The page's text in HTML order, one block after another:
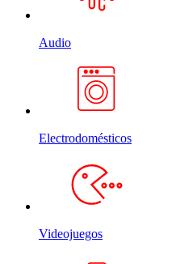
Audio
Electrodomésticos
Videojuegos